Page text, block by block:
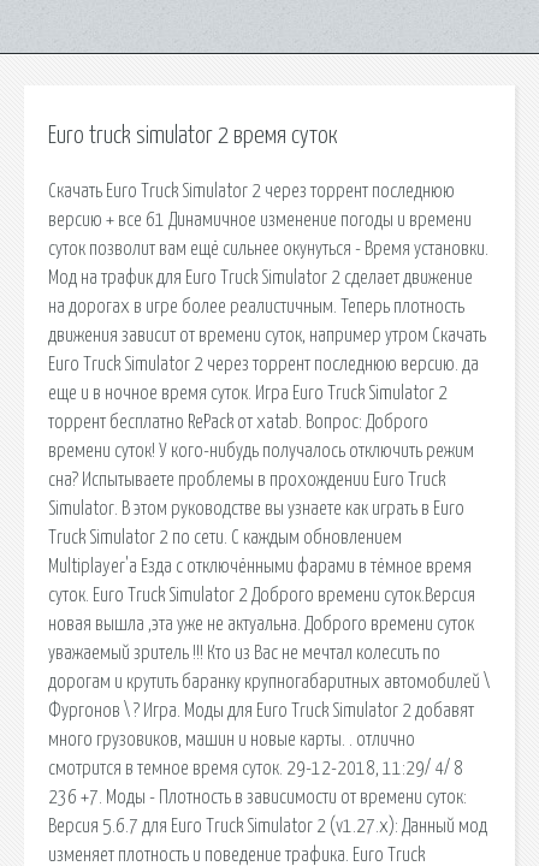
Euro truck simulator 2 время суток
Скачать Euro Truck Simulator 2 через торрент последнюю
версию + все 61 Динамичное изменение погоды и времени
суток позволит вам ещё сильнее окунуться - Время установки.
Мод на трафик для Euro Truck Simulator 2 сделает движение
на дорогах в игре более реалистичным. Теперь плотность
движения зависит от времени суток, например утром Скачать
Euro Truck Simulator 2 через торрент последнюю версию. да
еще и в ночное время суток. Игра Euro Truck Simulator 2
торрент бесплатно RePack от xatab. Вопрос: Доброго
времени суток! У кого-нибудь получалось отключить режим
сна? Испытываете проблемы в прохождении Euro Truck
Simulator. В этом руководстве вы узнаете как играть в Euro
Truck Simulator 2 по сети. С каждым обновлением
Multiplayer'a Езда с отключёнными фарами в тёмное время
суток. Euro Truck Simulator 2 Доброго времени суток.Версия
новая вышла ,эта уже не актуальна. Доброго времени суток
уважаемый зритель !!! Кто из Вас не мечтал колесить по
дорогам и крутить баранку крупногабаритных автомобилей \
Фургонов \ ? Игра. Моды для Euro Truck Simulator 2 добавят
много грузовиков, машин и новые карты. . отлично
смотрится в темное время суток. 29-12-2018, 11:29/ 4/ 8
236 +7. Моды - Плотность в зависимости от времени суток:
Версия 5.6.7 для Euro Truck Simulator 2 (v1.27.x): Данный мод
изменяет плотность и поведение трафика. Euro Truck